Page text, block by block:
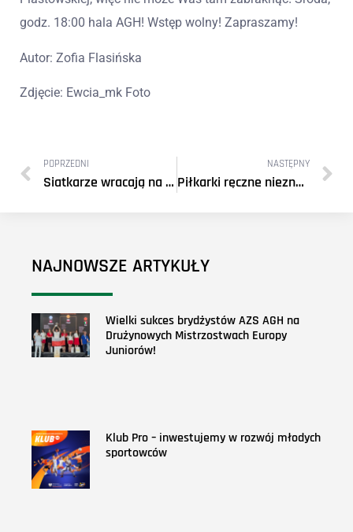
godz. 18:00 hala AGH! Wstęp wolny! Zapraszamy!
Autor: Zofia Flasińska
Zdjęcie: Ewcia_mk Foto
POPRZEDNI
Siatkarze wracają na Piastowską
NASTĘPNY
Piłkarki ręczne nieznacznie przegrywają mecz wyjazdowy
NAJNOWSZE ARTYKUŁY
Wielki sukces brydżystów AZS AGH na
Drużynowych Mistrzostwach Europy
Juniorów!
Klub Pro – inwestujemy w rozwój młodych
sportowców